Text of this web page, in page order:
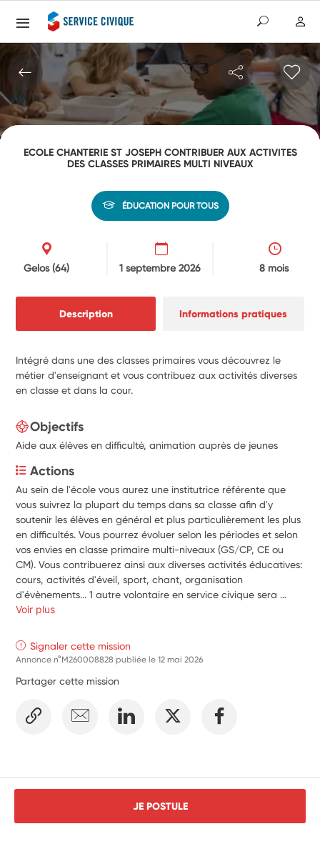
ECOLE CHANTERIE ST JOSEPH CONTRIBUER AUX ACTIVITES
DES CLASSES PRIMAIRES MULTI NIVEAUX
ÉDUCATION POUR TOUS
Gelos(64) 1 septembre 2026 8 mois
Description Informations pratiques
Intégré dans une des classes primaires vous découvrez le
métier d'enseignant et vous contribuez aux activités diverses
en classe et dans la cour.
Objectifs
Aide aux élèves en difficulté, animation auprès de jeunes
Actions
Au sein de l'école vous aurez une institutrice référente que
vous suivrez la plupart du temps dans sa classe afin d'y
soutenir les élèves en général et plus particulièrement les plus
en difficultés. Vous pourrez évoluer selon les périodes et selon
vos envies en classe primaire multi-niveaux (GS/CP, CE ou
CM). Vous contribuerez ainsi aux diverses activités éducatives:
cours, activités d'éveil, sport, chant, organisation
d'évènements... 1 autre volontaire en service civique sera
également accueilli au sein de l'école. Vous n'aurez besoin
joie et de bienveillance vis à vis des enfants. Merci de
Voir plus
Signaler cette mission
Annonce n°M260008828 publiée le12 mai 2026
Partager cette mission
JE POSTULE